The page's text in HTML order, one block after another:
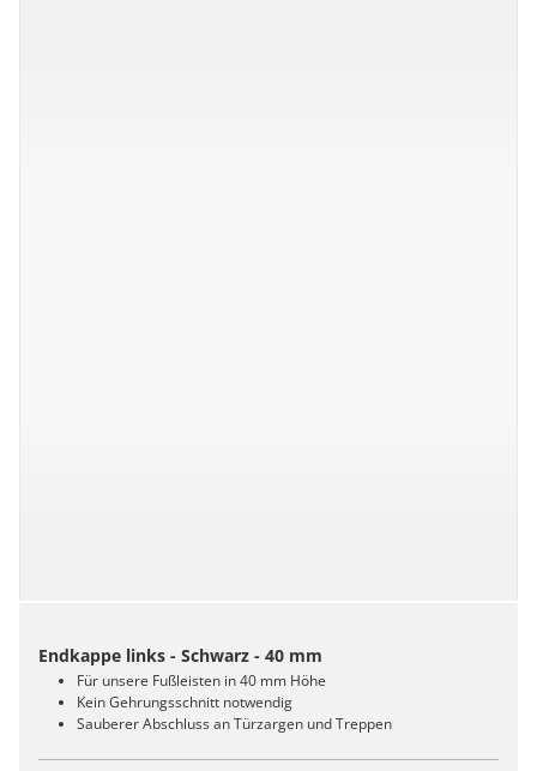
Endkappe links - Schwarz - 40 mm
Für unsere Fußleisten in 40 mm Höhe
Kein Gehrungsschnitt notwendig
Sauberer Abschluss an Türzargen und Treppen